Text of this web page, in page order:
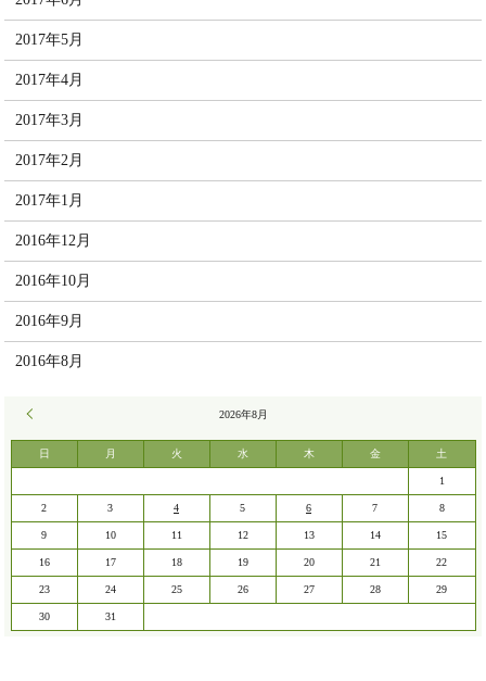
2017年5月
2017年4月
2017年3月
2017年2月
2017年1月
2016年12月
2016年10月
2016年9月
2016年8月
2026年8月
日 月 火 水 木 金 土
1
2 3 4 5 6 7 8
9 10 11 12 13 14 15
16 17 18 19 20 21 22
23 24 25 26 27 28 29
30 31